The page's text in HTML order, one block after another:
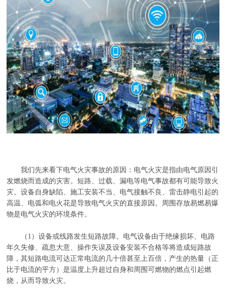
我们先来看下电气火灾事故的原因：电气火灾是指由电气原因引
发燃烧而造成的灾害。短路、过载、漏电等电气事故都有可能导致火
灾。设备自身缺陷、施工安装不当、电气接触不良、雷击静电引起的
高温、电弧和电火花是导致电气火灾的直接原因。周围存放易燃易爆
物是电气火灾的环境条件。
（1）设备或线路发生短路故障。电气设备由于绝缘损坏、电路
年久失修、疏忽大意、操作失误及设备安装不合格等将造成短路故
障，其短路电流可达正常电流的几十倍甚至上百倍，产生的热量（正
比于电流的平方）是温度上升超过自身和周围可燃物的燃点引起燃
烧，从而导致火灾。